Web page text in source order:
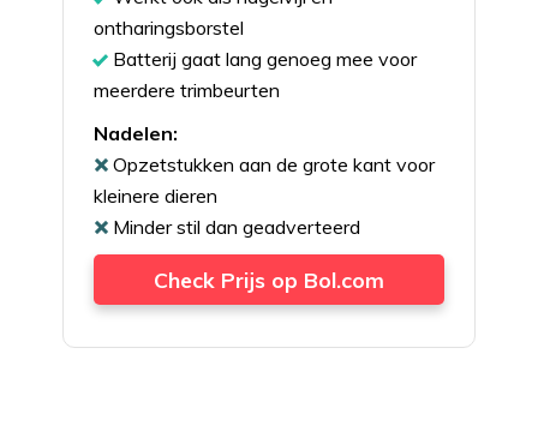
ontharingsborstel
Batterij gaat lang genoeg mee voor
meerdere trimbeurten
Nadelen:
Opzetstukken aan de grote kant voor
kleinere dieren
Minder stil dan geadverteerd
Check Prijs op Bol.com